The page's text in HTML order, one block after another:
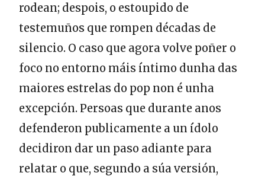
rodean; despois, o estoupido de
testemuños que rompen décadas de
silencio. O caso que agora volve poñer o
foco no entorno máis íntimo dunha das
maiores estrelas do pop non é unha
excepción. Persoas que durante anos
defenderon publicamente a un ídolo
decidiron dar un paso adiante para
relatar o que, segundo a súa versión,